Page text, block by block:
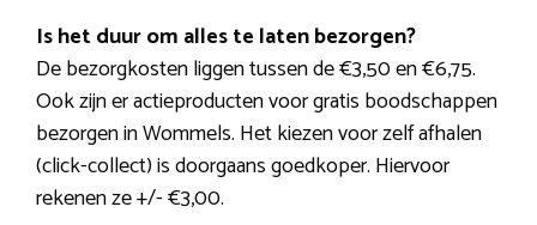
Is het duur om alles te laten bezorgen?
De bezorgkosten liggen tussen de €3,50 en €6,75.
Ook zijn er actieproducten voor gratis boodschappen
bezorgen in Wommels. Het kiezen voor zelf afhalen
(click-collect) is doorgaans goedkoper. Hiervoor
rekenen ze +/- €3,00.